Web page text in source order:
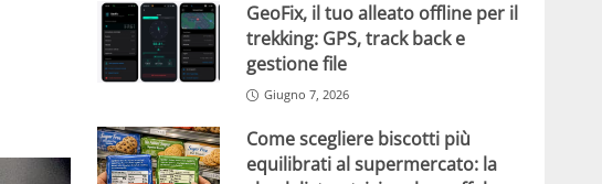
GeoFix, il tuo alleato offline per il
trekking: GPS, track back e
gestione file
Giugno 7, 2026
Come scegliere biscotti più
equilibrati al supermercato: la